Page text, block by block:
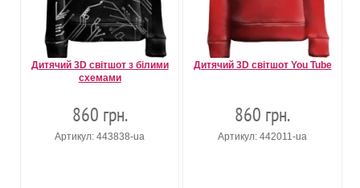
Дитячий 3D світшот з білими
схемами
860 грн.
Артикул: 443838-ua
Дитячий 3D світшот You Tube
860 грн.
Артикул: 442011-ua